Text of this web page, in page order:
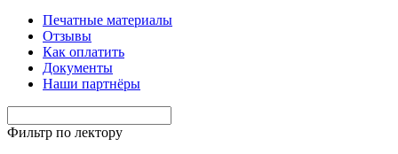
Печатные материалы
Отзывы
Как оплатить
Документы
Наши партнёры
Фильтр по лектору